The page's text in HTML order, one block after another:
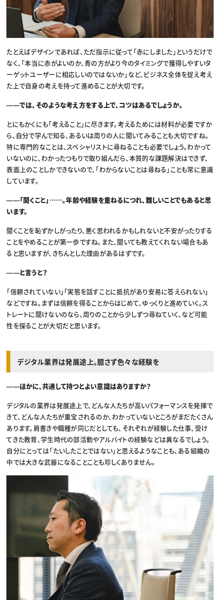
たとえばデザインであれば、ただ指示に従って「赤にしました」というだけで
なく、「本当に赤がよいのか、青の方がより今のタイミングで獲得しやすいタ
ーゲットユーザーに相応しいのではないか」など、ビジネス全体を捉え考え
た上で自身の考えを持って進めることが大切です。
――では、そのような考え方をする上で、コツはあるでしょうか。
とにもかくにも「考えること」に尽きます。考えるためには材料が必要ですか
ら、自分で学んで知る、あるいは周りの人に聞いてみることも大切ですね。
特に専門的なことは、スペシャリストに尋ねることも必要でしょう。わかって
いないのに、わかったつもりで取り組んだら、本質的な課題解決はできず、
表面上のことしかできないので、「わからないことは尋ねる」ことも常に意識
しています。
――「聞くこと」……。年齢や経験を重ねるにつれ、難しいことでもあると思
います。
聞くことを恥ずかしがったり、悪く思われるかもしれないと不安がったりする
ことをやめることが第一歩ですね。また、聞いても教えてくれない場合もあ
ると思いますが、きちんとした理由があるはずです。
――と言うと？
「信頼されていない」「実態を話すことに抵抗があり安易に答えられない」
などですね。まずは信頼を得ることからはじめて、ゆっくりと進めていく。ス
トレートに聞けないのなら、周りのことから少しずつ尋ねていく、など可能
性を探ることが大切だと思います。
デジタル業界は発展途上。臆さず色々な経験を
――ほかに、共通して持つとよい意識はありますか？
デジタルの業界は発展途上で、どんな人たちが高いパフォーマンスを発揮で
きて、どんな人たちが重宝されるのか、わかっていないところがまだたくさん
あります。肩書きや職種が同じだとしても、それぞれが経験した仕事、受け
てきた教育、学生時代の部活動やアルバイトの経験などは異なるでしょう。
自分にとっては「たいしたことではない」と思えるようなことも、ある組織の
中では大きな武器になることことも珍しくありません。